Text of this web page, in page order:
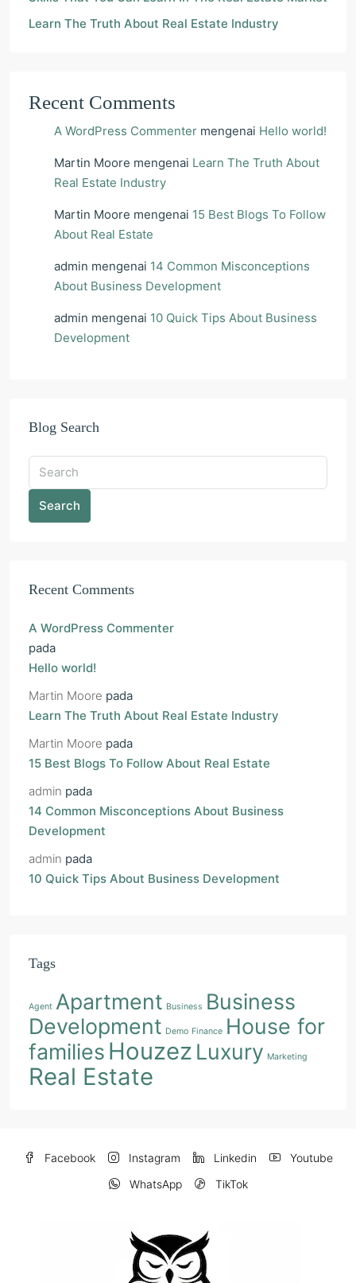
Learn The Truth About Real Estate Industry
Recent Comments
A WordPress Commenter mengenai Hello world!
Martin Moore mengenai Learn The Truth About
Real Estate Industry
Martin Moore mengenai 15 Best Blogs To Follow
About Real Estate
admin mengenai 14 Common Misconceptions
About Business Development
admin mengenai 10 Quick Tips About Business
Development
Blog Search
Search
Recent Comments
A WordPress Commenter
pada
Hello world!
Martin Moore pada
Learn The Truth About Real Estate Industry
Martin Moore pada
15 Best Blogs To Follow About Real Estate
admin pada
14 Common Misconceptions About Business
Development
admin pada
10 Quick Tips About Business Development
Tags
Agent Apartment Business Business
Development Demo Finance House for
families Houzez Luxury Marketing
Real Estate
Facebook Instagram Linkedin
Youtube
WhatsApp
TikTok